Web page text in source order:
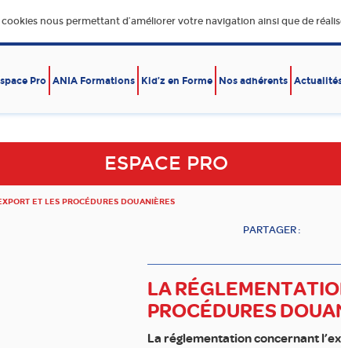
nous permettant d’améliorer votre navigation ainsi que de
Pro ANIA Formations Kid’z en Forme Nos adhérents
ESPACE PRO
ET LES PROCÉDURES DOUANIÈRES
PARTAGER :
LA
PROCÉDURES
La réglementation concernant